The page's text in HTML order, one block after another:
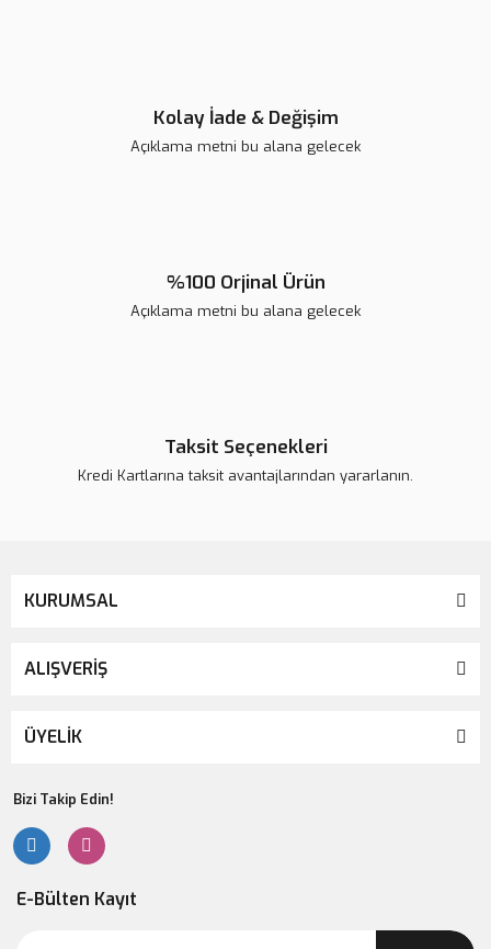
Kolay İade & Değişim
Açıklama metni bu alana gelecek
%100 Orjinal Ürün
Açıklama metni bu alana gelecek
Taksit Seçenekleri
Kredi Kartlarına taksit avantajlarından yararlanın.
KURUMSAL
ALIŞVERİŞ
ÜYELİK
Bizi Takip Edin!
E-Bülten Kayıt